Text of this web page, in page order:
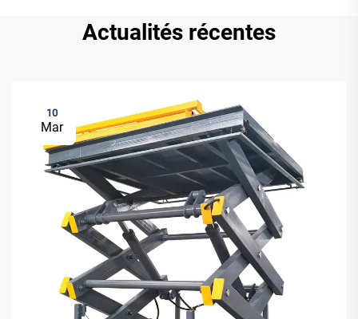
Actualités récentes
10
Mar